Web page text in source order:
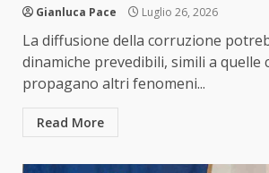
Gianluca Pace Luglio 26, 2026
La diffusione della corruzione
dinamiche prevedibili, simili a quelle
propagano altri fenomeni...
Read More